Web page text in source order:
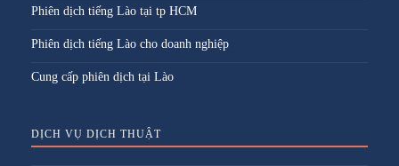
Phiên dịch tiếng Lào tại tp HCM
Phiên dịch tiếng Lào cho doanh nghiệp
Cung cấp phiên dịch tại Lào
DỊCH VỤ DỊCH THUẬT